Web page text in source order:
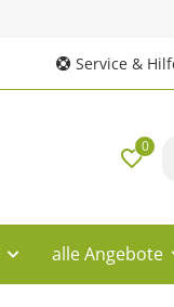
Service &
0
alle Angebote